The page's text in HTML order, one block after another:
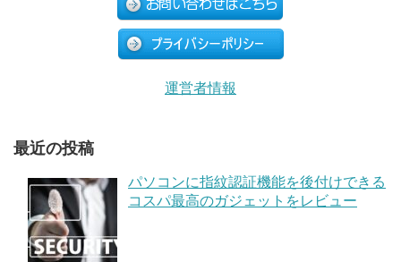
運営者情報
最近の投稿
パソコンに指紋認証機能を後付けできる
コスパ最高のガジェットをレビュー